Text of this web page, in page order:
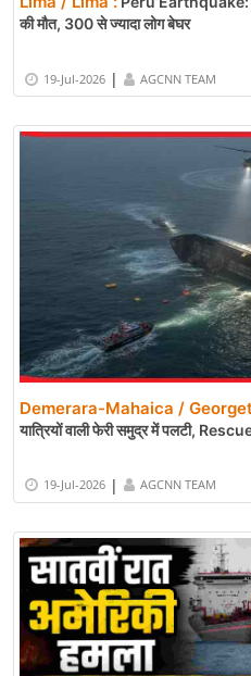
की मौत, 300 से ज्यादा लोग बेघर
19-Jul-2026 | AGCNN TEAM
Demerara-Mahaica /
यात्रियों वाली फेरी समुद्र में पलटी,
19-Jul-2026 | AGCNN TEAM